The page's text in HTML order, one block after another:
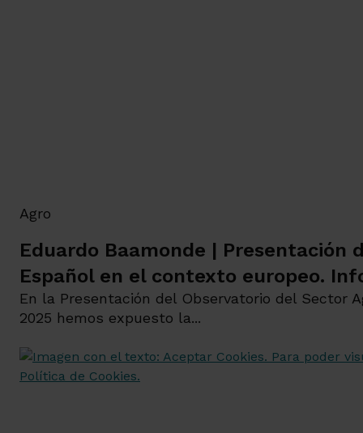
Agro
Eduardo Baamonde |
Español en el contexto europeo.
En la Presentación del Observatorio del Sector
2025 hemos expuesto la...